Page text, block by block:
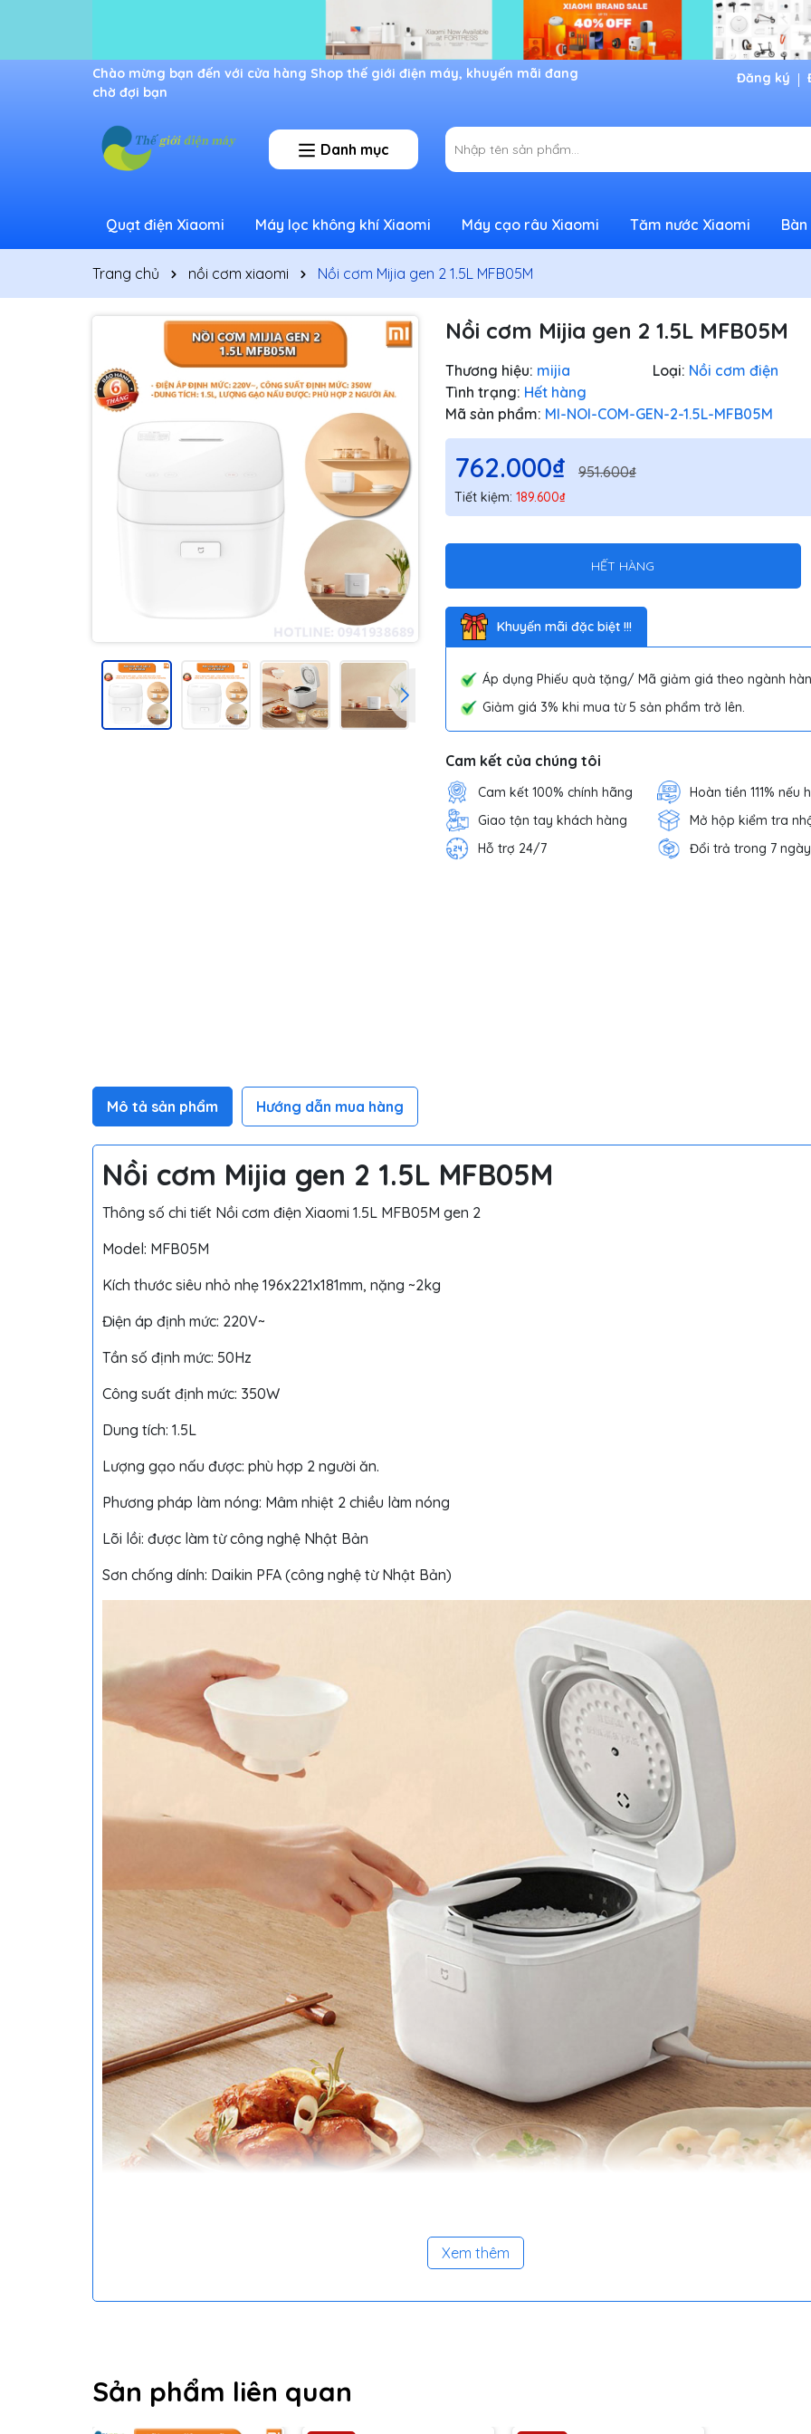
Ưu đãi lớn dành cho thành viên mới Đăng ký
Danh mục
Quạt điện Xiaomi Máy lọc không khí Xiaomi Máy cạo râu Xiaomi Tăm nước Xiaomi
Trang chủ nồi cơm xiaomi Nồi cơm Mijia gen 2 1.5L MFB05M
Nồi cơm Mijia gen 2 1.5L MFB05M
Thương hiệu: mijia Loại: Nồi cơm điện
Tình trạng: Hết hàng
Mã sản phẩm: MI-NOI-COM-GEN-2-1.5L-MFB05M
762.000₫ 951.600₫
Tiết kiệm: 189.600₫
HẾT HÀNG
Khuyến mãi đặc biệt !!!
Áp dụng Phiếu quà tặng/ Mã giảm giá theo ngành
Giảm giá 3% khi mua từ 5 sản phẩm trở lên.
Cam kết của chúng tôi
Cam kết 100% chính hãng
Hoàn tiền 111% nếu
Giao tận tay khách hàng
Mở hộp kiểm tra
Hỗ trợ 24/7
Đổi trả trong 7 ngày
Mô tả sản phẩm Hướng dẫn mua hàng
Nồi cơm Mijia gen 2 1.5L MFB05M
Thông số chi tiết Nồi cơm điện Xiaomi 1.5L MFB05M gen 2
Model: MFB05M
Kích thước siêu nhỏ nhẹ 196x221x181mm, nặng ~2kg
Điện áp định mức: 220V~
Tần số định mức: 50Hz
Công suất định mức: 350W
Dung tích: 1.5L
Lượng gạo nấu được: phù hợp 2 người ăn.
Phương pháp làm nóng: Mâm nhiệt 2 chiều làm nóng
Lõi lồi: được làm từ công nghệ Nhật Bản
Sơn chống dính: Daikin PFA (công nghệ từ Nhật Bản)
- Sản phẩm nồi cơm kết nối được app xiaomi mijia , khi chọn khu vực app xin khách lựa chọn Trung Quốc
Xem thêm
Sản phẩm liên quan